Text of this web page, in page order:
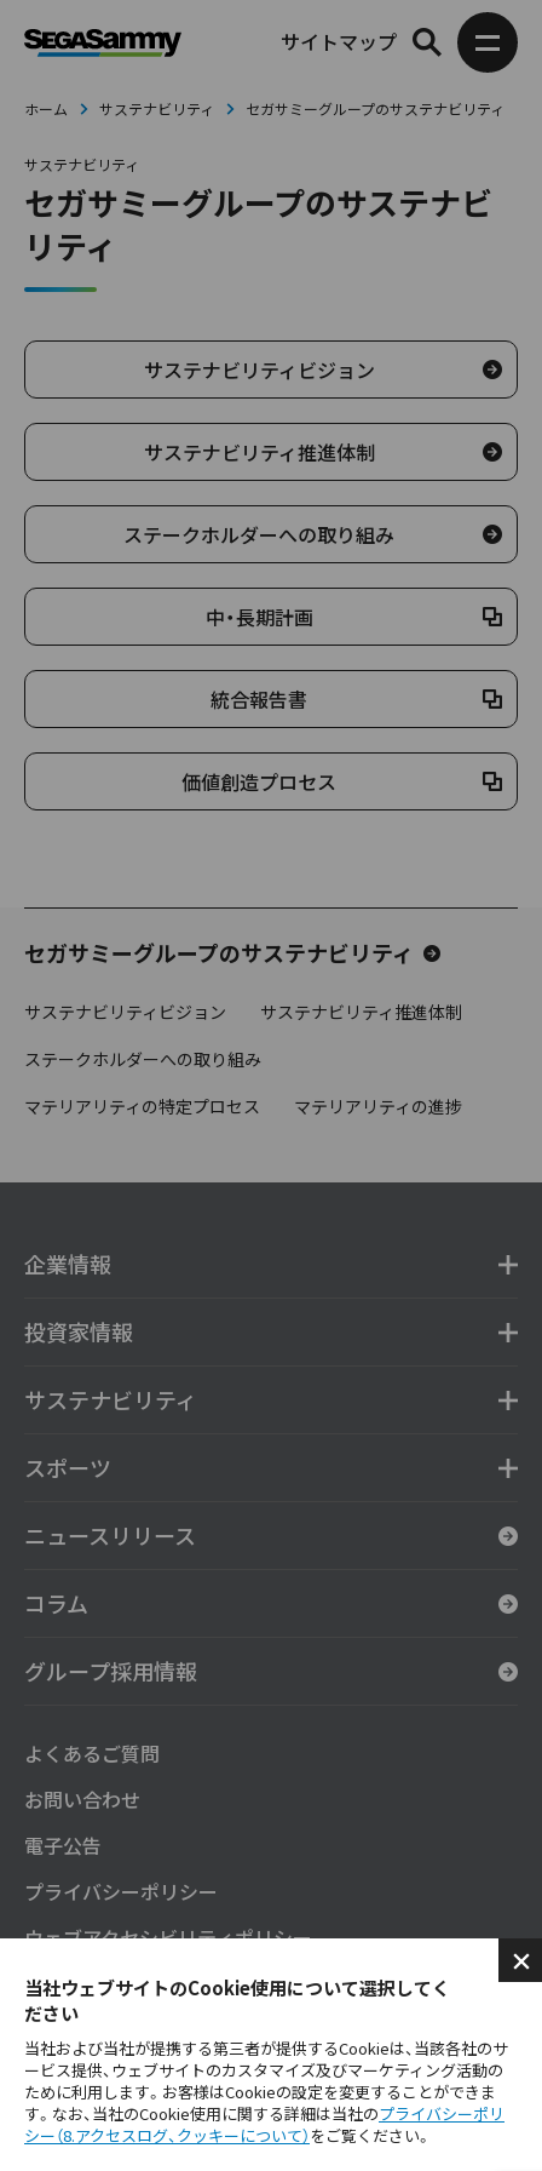
サイトマップ
ホーム サステナビリティ セガサミーグループのサステナビリティ
サステナビリティ
セガサミーグループのサステナビ
リティ
サステナビリティビジョン
サステナビリティ推進体制
ステークホルダーへの取り組み
中・長期計画
統合報告書
価値創造プロセス
セガサミーグループのサステナビリティ
サステナビリティビジョン
サステナビリティ推進体制
ステークホルダーへの取り組み
マテリアリティの特定プロセス
マテリアリティの進捗
当社ウェブサイトのCookie使用について選択してく
ださい
当社および当社が提携する第三者が提供するCookieは、当該各社のサ
ービス提供、ウェブサイトのカスタマイズ及びマーケティング活動の
ために利用します。お客様はCookieの設定を変更することができま
す。なお、当社のCookie使用に関する詳細は当社のプライバシーポリ
シー（8.アクセスログ、クッキーについて） をご覧ください。
企業情報
投資家情報
サステナビリティ
スポーツ
ニュースリリース
コラム
グループ採用情報
よくあるご質問
お問い合わせ
電子公告
プライバシーポリシー
ウェブアクセシビリティポリシー
セガサミーグループソーシャルメディアポリシー
SNS公式アカウント
ご利用にあたり
セガサミーグループ公式YouTube